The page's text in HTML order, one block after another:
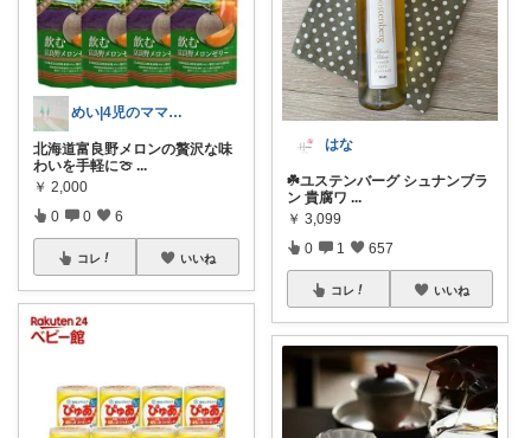
めい|4児のママおすすめ
北海道富良野メロンの贅沢な味
わいを手軽に🍈 ...
￥ 2,000
0 0 6
コレ いいね
はな
☘️ユステンバーグ シュナンブラ
ン 貴腐ワ ...
￥ 3,099
0 1 657
コレ いいね